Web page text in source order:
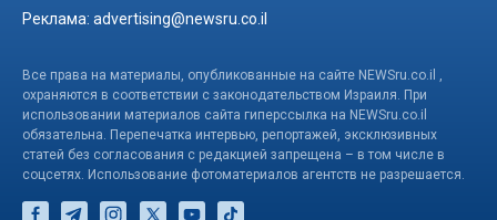
Реклама: advertising@newsru.co.il
Все права на материалы, опубликованные на сайте NEWSru.co.il ,
охраняются в соответствии с законодательством Израиля. При
использовании материалов сайта гиперссылка на NEWSru.co.il
обязательна. Перепечатка интервью, репортажей, эксклюзивных
статей без согласования с редакцией запрещена – в том числе в
соцсетях. Использование фотоматериалов агентств не разрешается.